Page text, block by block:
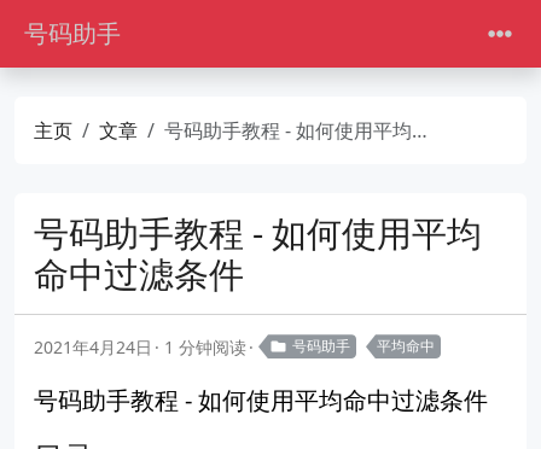
号码助手
主页 文章 号码助手教程 - 如何使用平均命中过滤条件
号码助手教程 - 如何使用平均
命中过滤条件
2021年4月24日 1 分钟阅读 号码助手 平均命中
号码助手教程 - 如何使用平均命中过滤条件